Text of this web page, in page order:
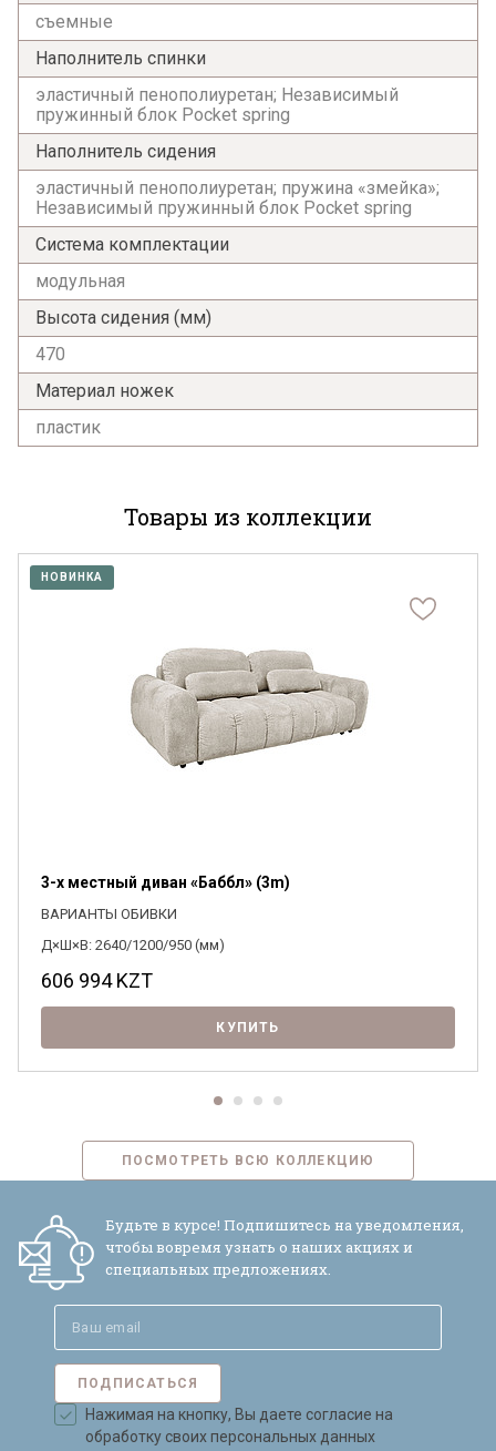
съемные
Наполнитель спинки
эластичный пенополиуретан; Независимый
пружинный блок Pocket spring
Наполнитель сидения
эластичный пенополиуретан; пружина «змейка»;
Независимый пружинный блок Pocket spring
Система комплектации
модульная
Высота сидения (мм)
470
Материал ножек
пластик
Товары из коллекции
НОВИНКА
3-х местный диван «Баббл» (3m)
ВАРИАНТЫ ОБИВКИ
Д×Ш×В: 2640/1200/950 (мм)
606 994KZT
КУПИТЬ
ПОСМОТРЕТЬ ВСЮ КОЛЛЕКЦИЮ
Будьте в курсе! Подпишитесь на уведомления,
чтобы вовремя узнать о наших акциях и
специальных предложениях.
ПОДПИСАТЬСЯ
Нажимая на кнопку, Вы даете согласие на
обработку своих персональных данных